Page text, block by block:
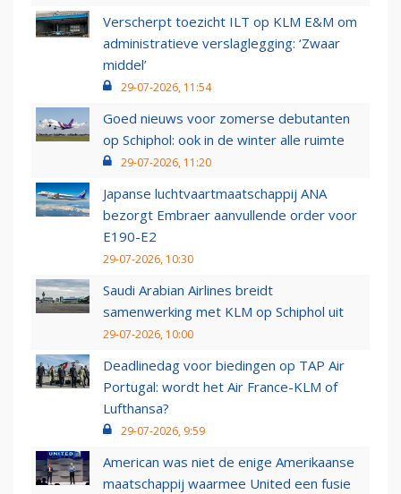
Verscherpt toezicht ILT op KLM E&M om
administratieve verslaglegging: ‘Zwaar
middel’
29-07-2026, 11:54
Goed nieuws voor zomerse debutanten
op Schiphol: ook in de winter alle ruimte
29-07-2026, 11:20
Japanse luchtvaartmaatschappij ANA
bezorgt Embraer aanvullende order voor
E190-E2
29-07-2026, 10:30
Saudi Arabian Airlines breidt
samenwerking met KLM op Schiphol uit
29-07-2026, 10:00
Deadlinedag voor biedingen op TAP Air
Portugal: wordt het Air France-KLM of
Lufthansa?
29-07-2026, 9:59
American was niet de enige Amerikaanse
maatschappij waarmee United een fusie